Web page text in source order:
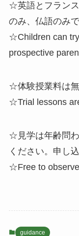
☆英語とフラン
のみ、仏語のみ
☆Children can
prospective
☆体験授業料は無
☆Trial lessons
☆見学は年齢問
ください。申し
☆Free to
guidance